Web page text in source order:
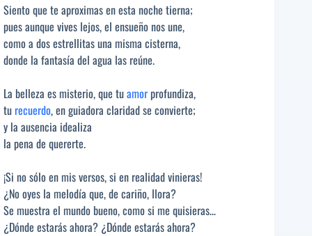
Siento que te aproximas en esta noche tierna;
pues aunque vives lejos, el ensueño nos une,
como a dos estrellitas una misma cisterna,
donde la fantasía del agua las reúne.
La belleza es misterio, que tuamorprofundiza,
tu recuerdo, en guiadora claridad se convierte;
y la ausencia idealiza
la pena de quererte.
¡Si no sólo en mis versos, si en realidad vinieras!
¿No oyes la melodía que, de cariño, llora?
Se muestra el mundo bueno, como si me quisieras…
¿Dónde estarás ahora? ¿Dónde estarás ahora?